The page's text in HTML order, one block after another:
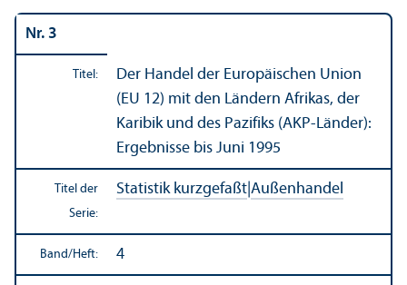
Nr. 3
Titel:
Der Handel der Europäischen Union
(EU 12) mit den Ländern Afrikas, der
Karibik und des Pazifiks (AKP-Länder):
Ergebnisse bis Juni 1995
Titel der
Serie:
Statistik kurzgefaßt Außen­handel
Band/Heft: 4